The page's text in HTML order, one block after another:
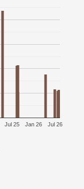
Jan 26
Jul 25 Jul 26